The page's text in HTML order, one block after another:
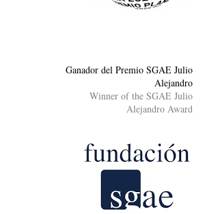
Ganador del Premio SGAE Julio
Alejandro
Winner of the SGAE Julio
Alejandro Award